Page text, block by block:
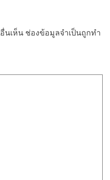
นเห็น ช่องข้อมูลจำเป็นถูกทำ